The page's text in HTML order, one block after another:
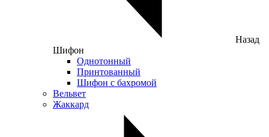
Назад
Шифон
Однотонный
Принтованный
Шифон с бахромой
Вельвет
Жаккард